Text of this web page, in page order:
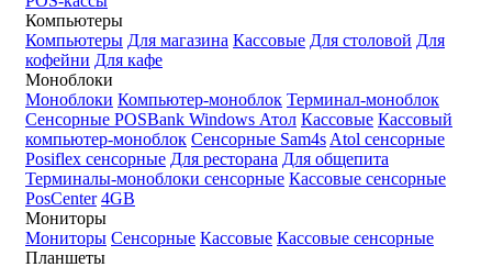
Компьютеры
Компьютеры Для магазина Кассовые Для столовой Для
кофейни Для кафе
Моноблоки
Моноблоки Компьютер-моноблок Терминал-моноблок
Сенсорные POSBank Windows Атол Кассовые Кассовый
компьютер-моноблок Сенсорные Sam4s Atol сенсорные
Posiflex сенсорные Для ресторана Для общепита
Терминалы-моноблоки сенсорные Кассовые сенсорные
PosCenter 4GB
Мониторы
Мониторы Сенсорные Кассовые Кассовые сенсорные
Планшеты